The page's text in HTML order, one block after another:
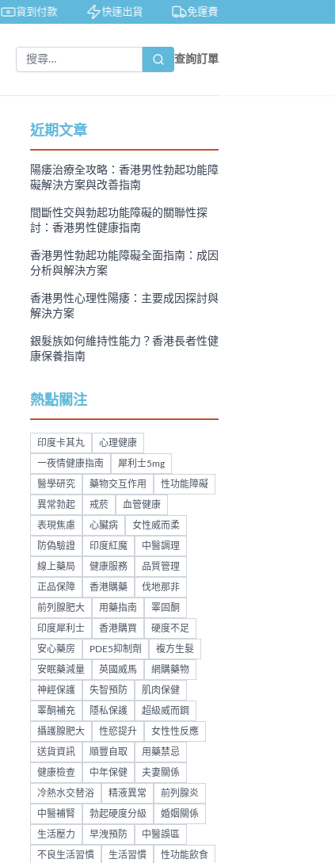
貨到付款 快速出貨 免運費
查詢訂單
近期文章
陽痿治療全攻略：香港男性勃起功能障
礙解決方案與改善指南
間斷性交與勃起功能障礙的關聯性探
討：香港男性健康指南
香港男性勃起功能障礙全面指南：成因
分析與解決方案
香港男性心理性陽痿：主要成因探討與
解決方案
銀髮族如何維持性能力？香港長者性健
康保養指南
熱點關注
印度卡其丸 心理健康
一夜情健康指南 犀利士5mg
醫學研究 藥物交互作用 性功能障礙
異常勃起 戒菸 血管健康
表現焦慮 心臟病 女性威而柔
防偽驗證 印度紅魔 中醫調理
線上藥局 健康服務 品質管理
正品保障 香港購藥 伐地那非
前列腺肥大 用藥指南 睪固酮
印度犀利士 香港購買 硬度不足
安心藥房 PDE5抑制劑 複方生髮
安眠藥減量 英國威馬 網購藥物
神經保護 失智預防 肌肉保健
睪酮補充 隱私保護 超級威而鋼
攝護腺肥大 性慾提升 女性性反應
送貨資訊 順豐自取 用藥禁忌
健康檢查 中年保健 夫妻關係
冷熱水交替浴 精液異常 前列腺炎
中醫補腎 勃起硬度分級 婚姻關係
生活壓力 早洩預防 中醫誤區
不良生活習慣 生活習慣 性功能飲食